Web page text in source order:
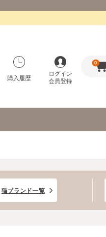
購入履歴
ログイン
会員登録
0
猫ブランド一覧